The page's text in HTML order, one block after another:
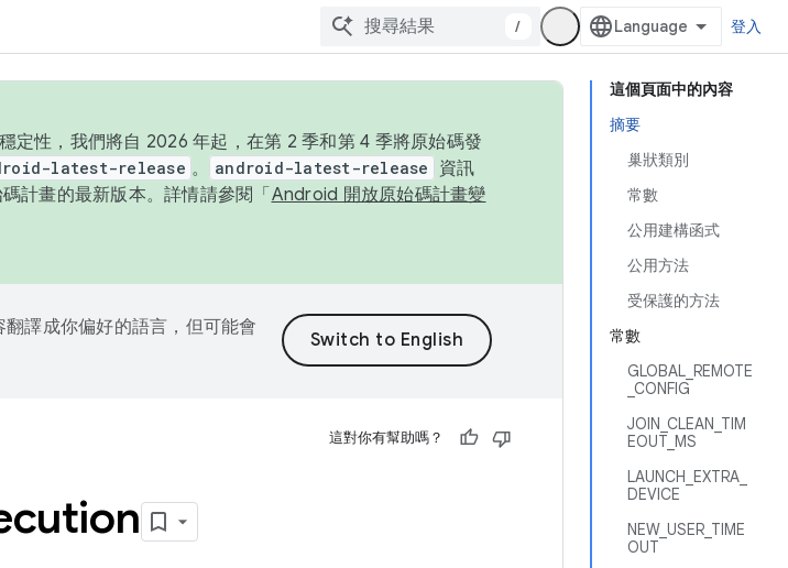
/ 登入
這個頁面中的內容
摘要
巢狀類別
常數
公用建構函式
公用方法
受保護的方法
常數
GLOBAL_REMOTE
_CONFIG
JOIN_CLEAN_TIM
EOUT_MS
LAUNCH_EXTRA_
DEVICE
NEW_USER_TIME
OUT
定性，我們將自 2026 年起，在第 2 季和第 4 季將原始碼發
latest-release 。 android-latest-release
資訊
計畫的最新版本。詳情請參閱「 Android 開放原始碼計畫變
譯成你偏好的語言，但可能會
這對你有幫助嗎？